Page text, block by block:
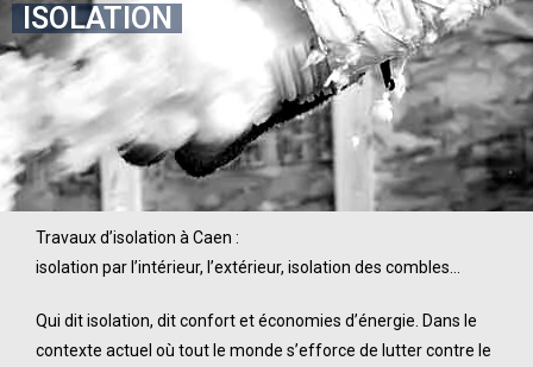
ISOLATION
Travaux d’isolation à Caen :
isolation par l’intérieur, l’extérieur, isolation des combles…
Qui dit isolation, dit confort et économies d’énergie. Dans le
contexte actuel où tout le monde s’efforce de lutter contre le